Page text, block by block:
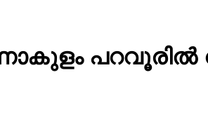
പറവൂരിൽ